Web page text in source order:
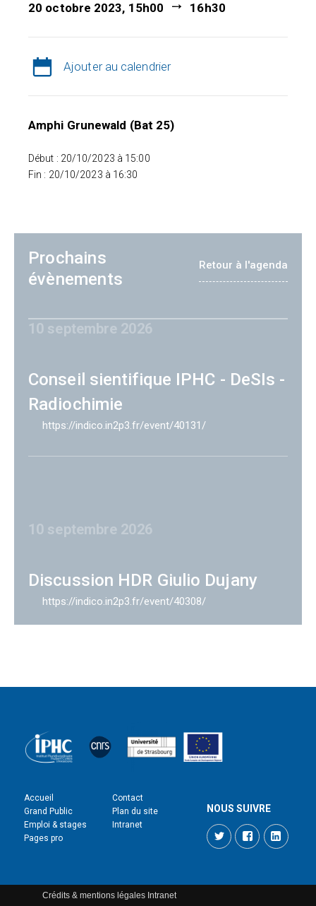
20 octobre 2023, 15h00 16h30
Ajouter au calendrier
Amphi Grunewald (Bat 25)
Début : 20/10/2023 à 15:00
Fin : 20/10/2023 à 16:30
Prochains
évènements
Retour à l'agenda
10 septembre 2026
Conseil sientifique IPHC - DeSIs -
Radiochimie
https://indico.in2p3.fr/event/40131/
10 septembre 2026
Discussion HDR Giulio Dujany
https://indico.in2p3.fr/event/40308/
Accueil
Grand Public
Emploi & stages
Pages pro
Contact
Plan du site
Intranet
NOUS SUIVRE
TwitterFacebook
Crédits & mentions légales Intranet